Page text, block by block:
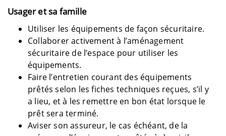
Usager et sa famille
Utiliser les équipements de façon sécuritaire.
Collaborer activement à l’aménagement
sécuritaire de l’espace pour utiliser les
équipements.
Faire l’entretien courant des équipements
prêtés selon les fiches techniques reçues, s’il y
a lieu, et à les remettre en bon état lorsque le
prêt sera terminé.
Aviser son assureur, le cas échéant, de la